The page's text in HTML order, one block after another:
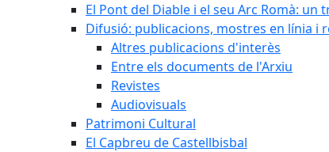
El Pont del Diable i el seu Arc Romà: un
Difusió: publicacions, mostres en línia i
Altres publicacions d'interès
Entre els documents de l'Arxiu
Revistes
Audiovisuals
Patrimoni Cultural
El Capbreu de Castellbisbal